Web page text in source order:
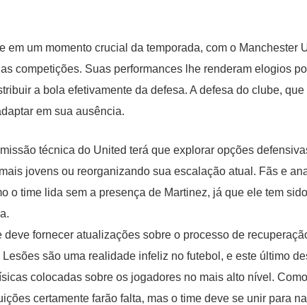
em um momento crucial da temporada, com o Manchester
competições. Suas performances lhe renderam elogios
a bola efetivamente da defesa. A defesa do clube,
em sua ausência.
técnica do United terá que explorar opções
jovens ou reorganizando sua escalação atual. Fãs e
o time lida sem a presença de Martinez, já que ele tem
fornecer atualizações sobre o processo de
são uma realidade infeliz no futebol, e este último
colocadas sobre os jogadores no mais alto nível.
certamente farão falta, mas o time deve se unir para